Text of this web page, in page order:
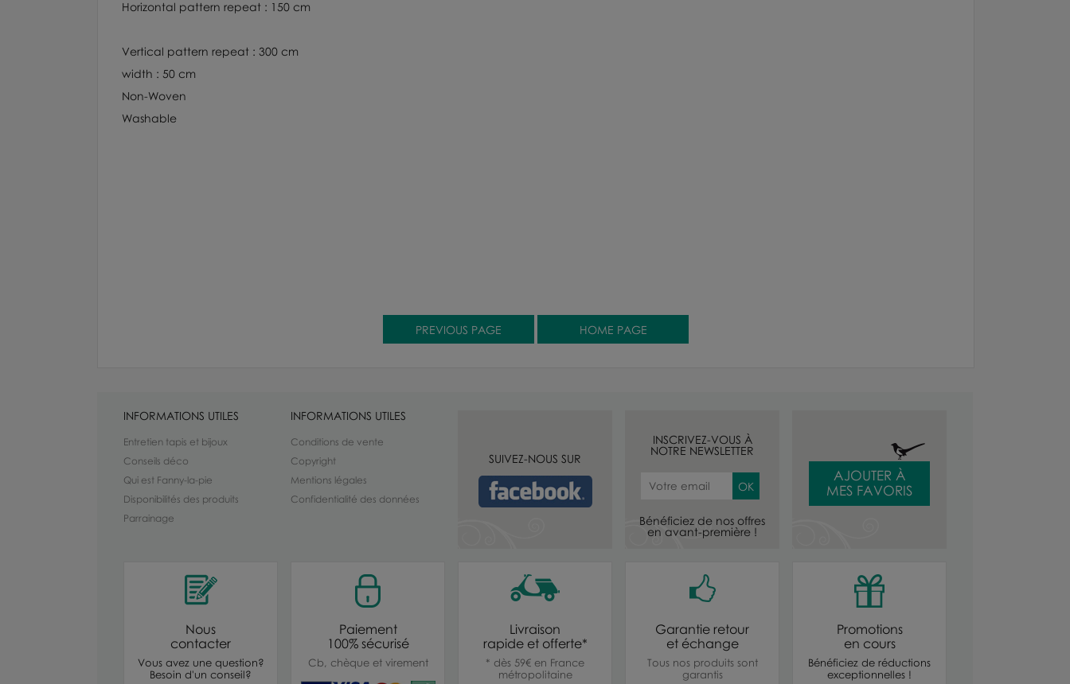
Horizontal pattern repeat : 150 cm
Vertical pattern repeat : 300 cm
width : 50 cm
Non-Woven
Washable
INFORMATIONS UTILES
Entretien tapis et bijoux
Conseils déco
Qui est Fanny-la-pie
Disponibilités des produits
Parrainage
INFORMATIONS UTILES
Conditions de vente
Copyright
Mentions légales
Confidentialité des données
SUIVEZ-NOUS SUR
INSCRIVEZ-VOUS À
NOTRE NEWSLETTER
Bénéficiez de nos offres
en avant-première !
AJOUTER À
MES FAVORIS
Nous
contacter
Vous avez une question?
Besoin d'un conseil?
Paiement
100% sécurisé
Cb, chèque et virement
Livraison
rapide et offerte*
* dès 59€ en France
métropolitaine
Garantie retour
et échange
Tous nos produits sont
garantis
Promotions
en cours
Bénéficiez de réductions
exceptionnelles !